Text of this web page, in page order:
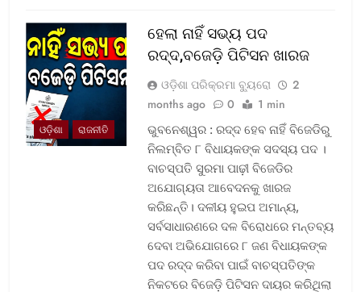
ଓଡ଼ିଶା ରାଜନୀତି
ହେଲା ନାହିଁ ସଭ୍ୟ ପଦ
ରଦ୍ଦ,ବଜେଡ଼ି ପିଟିସନ ଖାରଜ
ଓଡ଼ିଶା ପରିକ୍ରମା ବ୍ୟୁରୋ
2
months ago
0 1 min
ଭୁବନେଶ୍ୱର : ରଦ୍ଦ ହେବ ନାହିଁ ବିଜେଡିରୁ
ନିଲମ୍ବିତ ୮ ବିଧାୟକଙ୍କ ସଦସ୍ୟ ପଦ ।
ବାଚସ୍ପତି ସୁରମା ପାଢ଼ୀ ବିଜେଡିର
ଅଯୋଗ୍ୟତା ଆବେଦନକୁ ଖାରଜ
କରିଛନ୍ତି। ଦଳୀୟ ହୁଇପ ଅମାନ୍ୟ,
ସର୍ବସାଧାରଣରେ ଦଳ ବିରୋଧରେ ମନ୍ତବ୍ୟ
ଦେବା ଅଭିଯୋଗରେ ୮ ଜଣ ବିଧାୟକଙ୍କ
ପଦ ରଦ୍ଦ କରିବା ପାଇଁ ବାଚସ୍ପତିଙ୍କ
ନିକଟରେ ବିଜେଡ଼ି ପିଟିସନ ଦାୟର କରିଥିଲା